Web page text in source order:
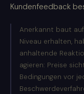
Kundenfeedback
Anerkannt baut
Niveau erhalten,
anhaltende
agieren: Preise
Bedingungen vor